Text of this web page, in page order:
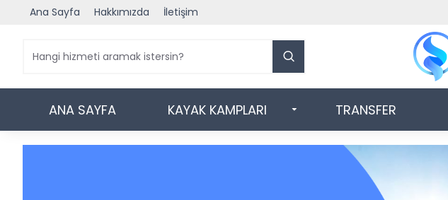
Ana Sayfa Hakkımızda İletişim
ANA SAYFA KAYAK KAMPLARI TRANSFER